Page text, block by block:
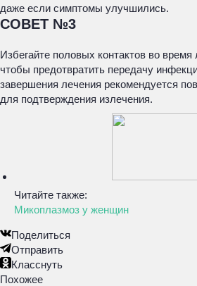
даже если симптомы улучшились.
СОВЕТ №3
Избегайте половых контактов во
чтобы предотвратить передачу
завершения лечения рекомендуется
для подтверждения излечения.
Читайте также:
Микоплазмоз у женщин
Поделиться
Отправить
Класснуть
Похожее